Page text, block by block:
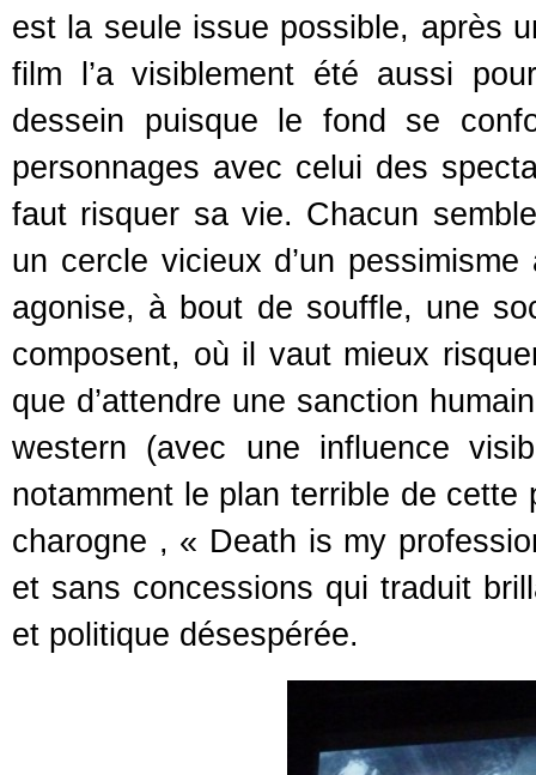
est la seule issue possible, après
film l’a visiblement été aussi
dessein puisque le fond se
personnages avec celui des
faut risquer sa vie. Chacun
un cercle vicieux d’un
agonise, à bout de souffle, une
composent, où il vaut mieux
que d’attendre une sanction
western (avec une influence
notamment le plan terrible de
charogne , « Death is my
et sans concessions qui traduit
et politique désespérée.